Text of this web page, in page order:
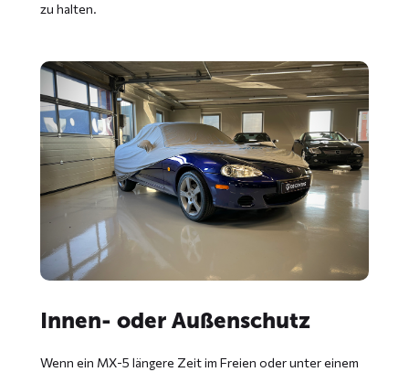
zu halten.
Innen- oder Außenschutz
Wenn ein MX-5 längere Zeit im Freien oder unter einem